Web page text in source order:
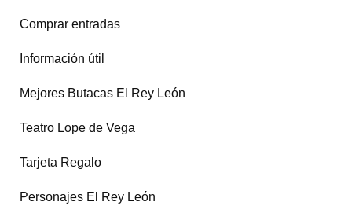
Comprar entradas
Información útil
Mejores Butacas El Rey León
Teatro Lope de Vega
Tarjeta Regalo
Personajes El Rey León